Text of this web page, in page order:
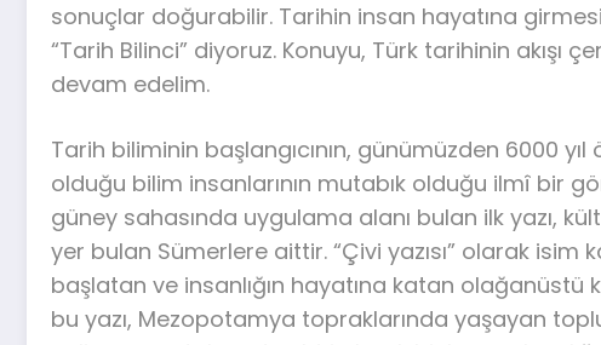
sonuçlar doğurabilir. Tarihin insan hayatına
“Tarih Bilinci” diyoruz. Konuyu, Türk tarihinin akışı
devam edelim.
Tarih biliminin başlangıcının, günümüzden 6000
olduğu bilim insanlarının mutabık olduğu ilmî bir
güney sahasında uygulama alanı bulan ilk yazı,
yer bulan Sümerlere aittir. “Çivi yazısı” olarak
başlatan ve insanlığın hayatına katan olağanüstü
bu yazı, Mezopotamya topraklarında yaşayan